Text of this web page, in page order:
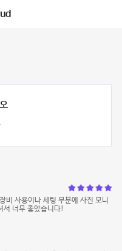
비 사용이나 세팅 부분에 사진 모니
서 너무 좋았습니다!